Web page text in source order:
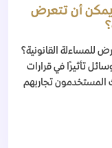
أن تتعرض
للمساءلة القانونية؟
تأثيرًا في قرارات
المستخدمون تجاربهم